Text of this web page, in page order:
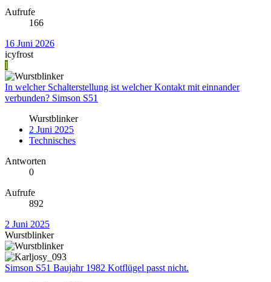
Aufrufe
166
16 Juni 2026
icyfrost
I
In welcher Schalterstellung ist welcher Kontakt mit einnander
verbunden? Simson S51
Wurstblinker
2 Juni 2025
Technisches
Antworten
0
Aufrufe
892
2 Juni 2025
Wurstblinker
Simson S51 Baujahr 1982 Kotflügel passt nicht.